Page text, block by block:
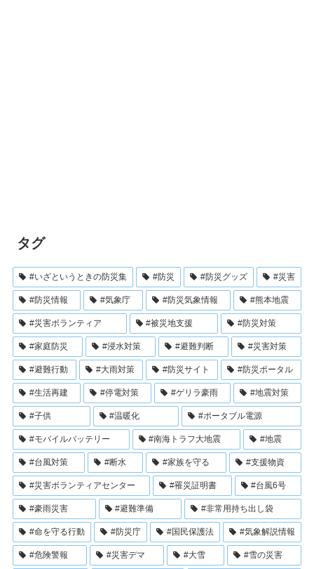
タグ
#いざというときの防災集 #防災 #防災グッズ #災害
#防災情報 #気象庁 #防災気象情報 #熊本地震
#災害ボランティア #被災地支援 #防災対策
#家庭防災 #浸水対策 #避難判断 #災害対策
#避難行動 #大雨対策 #防災サイト #防災ポータル
#生活再建 #停電対策 #ゲリラ豪雨 #地震対策
#子供 #温暖化 #ポータブル電源
#モバイルバッテリー #南海トラフ大地震 #地震
#台風対策 #断水 #家族を守る #支援物資
#災害ボランティアセンター #罹災証明書 #台風6号
#豪雨災害 #避難準備 #非常用持ち出し袋
#命を守る行動 #防災庁 #国民保護法 #気象解説情報
#危険警報 #災害デマ #大雪 #雪の災害